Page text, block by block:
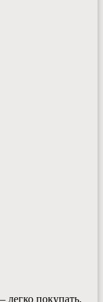
покупать,